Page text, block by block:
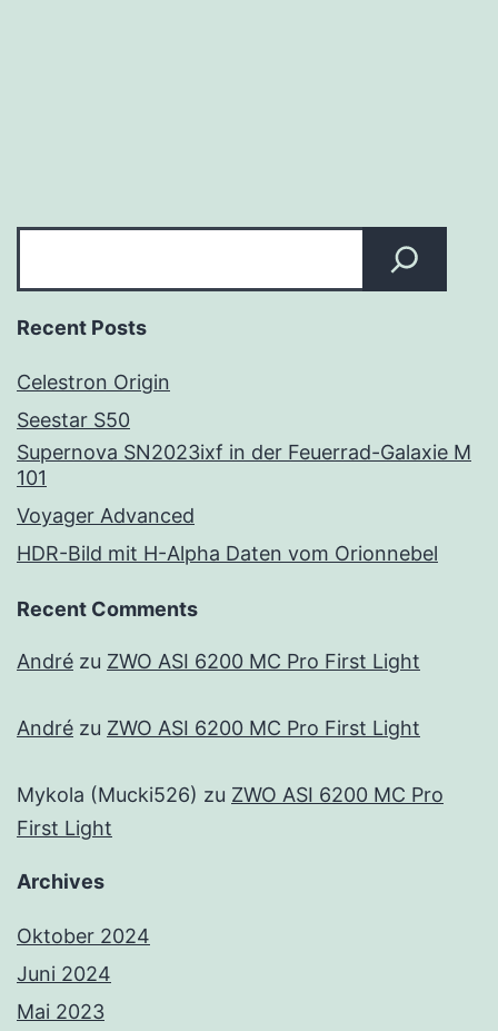
Recent Posts
Celestron Origin
Seestar S50
Supernova SN2023ixf in der Feuerrad-Galaxie M
101
Voyager Advanced
HDR-Bild mit H-Alpha Daten vom Orionnebel
Recent Comments
André zu ZWO ASI 6200 MC Pro First Light
André zu ZWO ASI 6200 MC Pro First Light
Mykola (Mucki526) zu ZWO ASI 6200 MC Pro
First Light
Archives
Oktober 2024
Juni 2024
Mai 2023